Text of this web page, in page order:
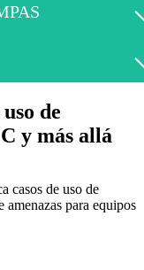
de
y más allá